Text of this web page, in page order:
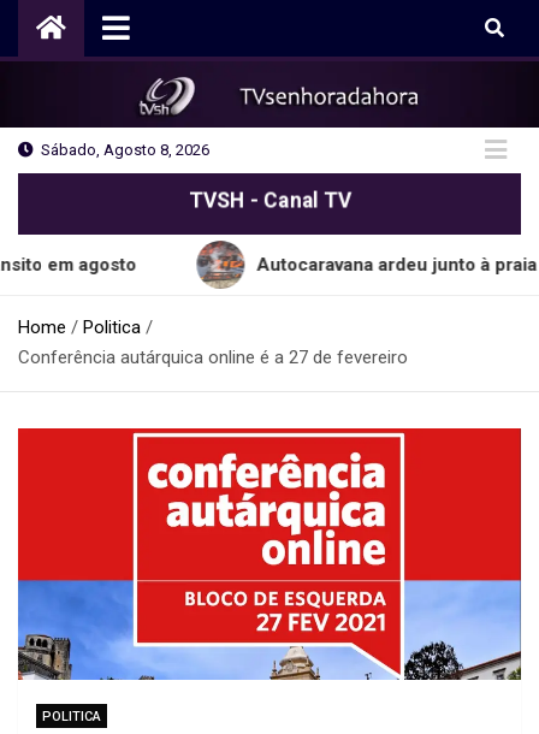
Sábado, Agosto 8, 2026
TVSH - Canal TV
Autocaravana ardeu junto à praia do Cabo
Home
Politica
Conferência autárquica online é a 27 de fevereiro
POLITICA